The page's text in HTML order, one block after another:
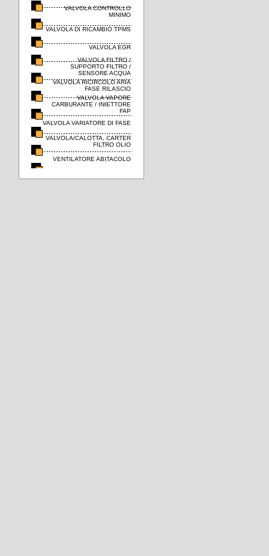
VALVOLA CONTROLLO
MINIMO
VALVOLA DI RICAMBIO TPMS
VALVOLA EGR
VALVOLA FILTRO /
SUPPORTO FILTRO /
SENSORE ACQUA
VALVOLA RICIRCOLO ARIA
FASE RILASCIO
VALVOLA VAPORE
CARBURANTE / INIETTORE
FAP
VALVOLA VARIATORE DI FASE
VALVOLA/CALOTTA, CARTER
FILTRO OLIO
VENTILATORE ABITACOLO